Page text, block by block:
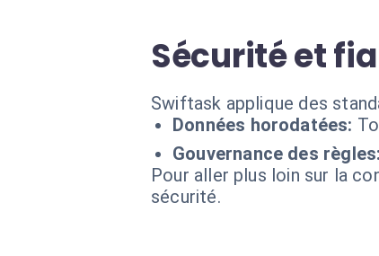
Sécurité et
Swiftask applique des
Données horodatées:
Gouvernance des règles:
Pour aller plus loin sur la
sécurité.